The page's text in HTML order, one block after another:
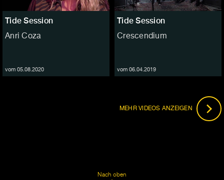
Tide Session
Anri Coza
vom 05.08.2020
Tide Session
Crescendium
vom 06.04.2019
MEHR VIDEOS ANZEIGEN
Nach oben